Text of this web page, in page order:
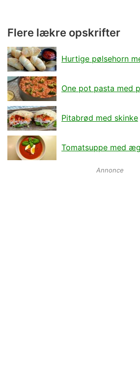
Flere lækre opskrifter
Hurtige pølsehorn
One pot pasta med
Pitabrød med skinke
Tomatsuppe med æg
Annonce